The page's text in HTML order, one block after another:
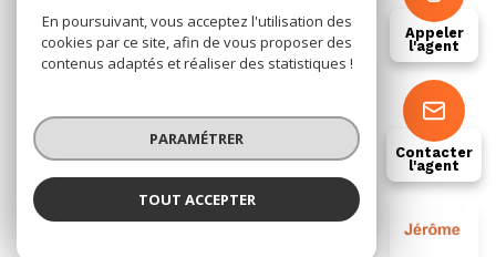
JEROME GENEAU
Appeler
l'agent
Contacter
l'agent
Cookies
© 2026 | Tous droits réservés
Réalisé par
En poursuivant, vous acceptez l'utilisation des
cookies par ce site, afin de vous proposer des
contenus adaptés et réaliser des statistiques !
PARAMÉTRER
TOUT ACCEPTER